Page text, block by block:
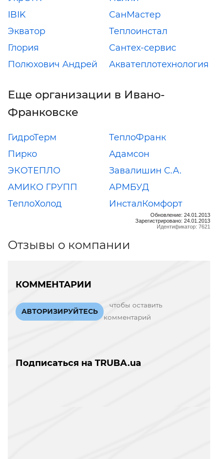
IBIK
СанМастер
Экватор
Теплоинстал
Глория
Сантех-сервис
Полюхович Андрей
Акватеплотехнология
Еще организации в Ивано-
Франковске
ГидроТерм
ТеплоФранк
Пирко
Адамсон
ЭКОТЕПЛО
Завалишин С.А.
АМИКО ГРУПП
АРМБУД
ТеплоХолод
ИнсталКомфорт
Обновление: 24.01.2013
Зарегистрировано: 24.01.2013
Идентификатор: 7621
Отзывы о компании
КОММЕНТАРИИ
АВТОРИЗИРУЙТЕСЬ
чтобы оставить
комментарий
Подписаться на TRUBA.ua